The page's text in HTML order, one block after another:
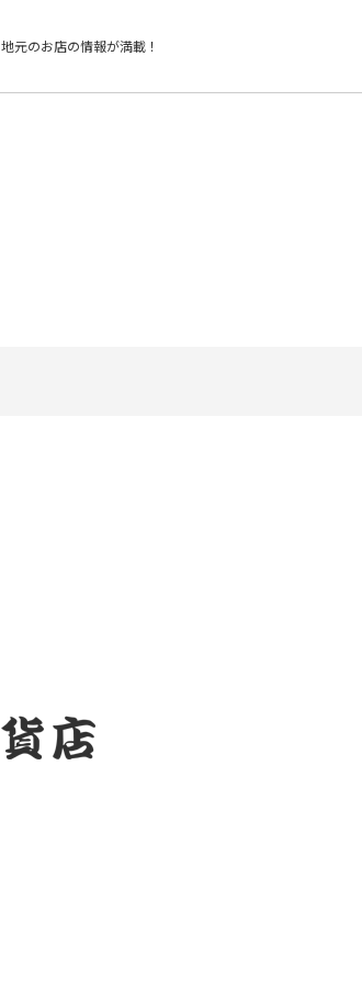
地元のお店の情報が満載！